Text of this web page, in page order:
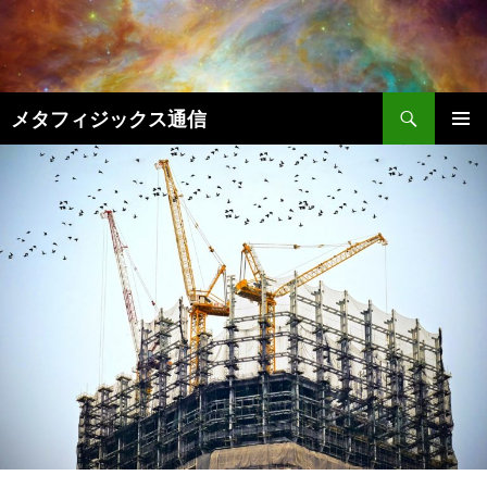
テ
ン
へ
プ
メタフィジックス通信
索
メインメ
ニュー